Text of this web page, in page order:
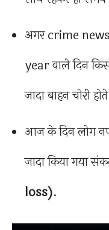
अगर crime news
year वाले दिन
जादा बाहन चोरी
आज के दिन लोग
जादा किया गया
loss).